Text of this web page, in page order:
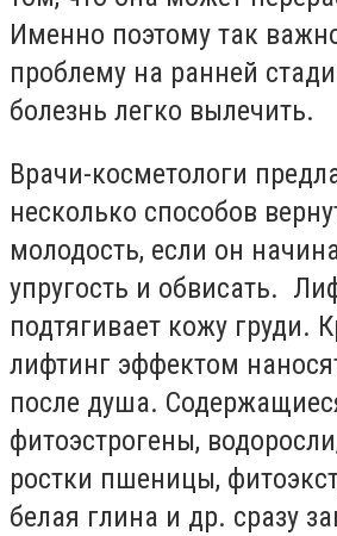
Именно поэтому так
проблему на ранней
болезнь легко вылечить.
Врачи-косметологи
несколько способов
молодость, если он
упругость и обвисать.
подтягивает кожу груди.
лифтинг эффектом
после душа.
фитоэстрогены,
ростки пшеницы,
белая глина и др. сразу